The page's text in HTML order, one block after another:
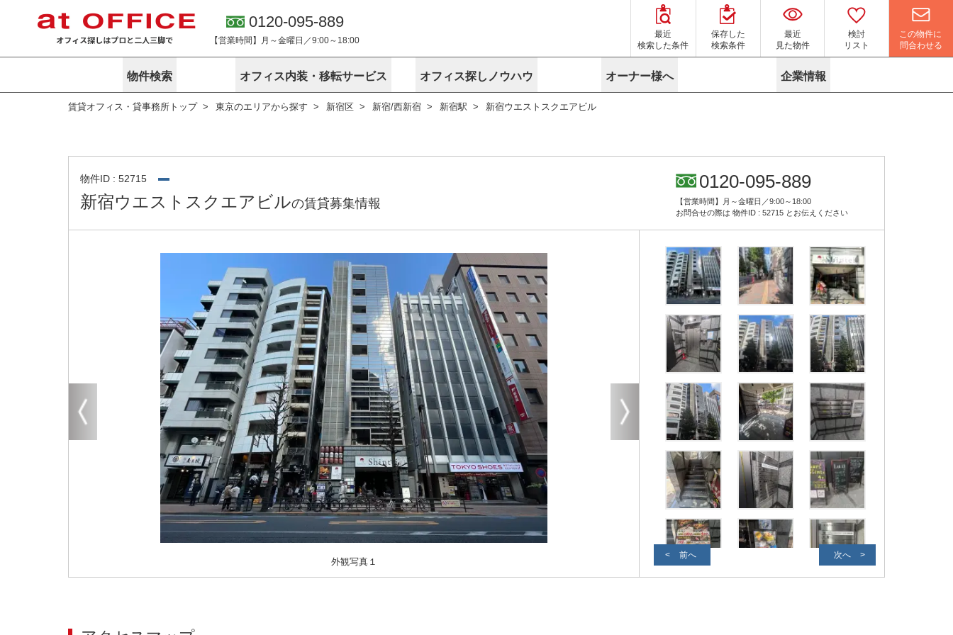
0120-095-889
【営業時間】月～金曜日／9:00～18:00
最近
検索した条件
保存した
検索条件
最近
見た物件
検討
リスト
この物件に
問合わせる
物件検索
東京
路線から探す
こだわりから探す
賃料相場を参考に探す
地図から探す
居抜き物件特集
神奈川
路線から探す
賃料相場を参考に探す
地図から探す
神奈川のクリニックを探す
埼玉
路線から探す
埼玉のクリニックを探す
千葉
路線から探す
千葉のクリニックを探す
路線から探す
こだわりから探す
地図から探す
名古屋のクリニックを探す
エリアから探す
路線から探す
こだわりから探す
賃料相場を参考に探す
大阪のクリニックを探す
その他
地図から探す
オフィス内装・移転サービス
サービス内容
オフィス探しノウハウ
オフィス探しノウハウ
アットオフィスが選ばれる理由 安心への取り組み
無料ダウンロード オフィス移転に関するお役立ちコンテンツ
オーナー様へ
空室
に
物件掲載依頼
蛍光灯の廃止に備えてLED化へ
企業情報
企業情報
オフィス紹介 東京本社
アットレジデンス ビルアド ベンチャー.jp ベンチャー・フォーラム
賃貸オフィス・貸事務所トップ 東京のエリアから探す 新宿区 新宿/西新宿 新宿駅 新宿ウエストスクエアビル
物件ID : 52715
新宿ウエストスクエアビルの賃貸募集情報
0120-095-889
【営業時間】月～金曜日／9:00～18:00
お問合せの際は 物件ID : 52715 とお伝えください
外観写真１
前へ 次へ